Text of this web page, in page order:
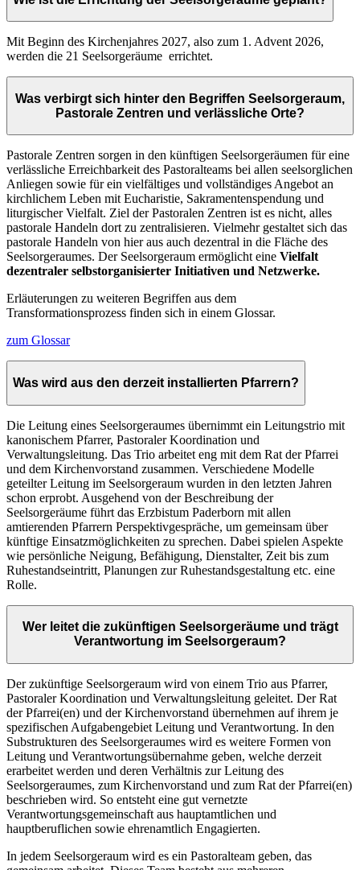
Mit Beginn des Kirchenjahres 2027, also zum 1. Advent 2026,
werden die 21 Seelsorgeräume errichtet.
Was verbirgt sich hinter den Begriffen Seelsorgeraum,
Pastorale Zentren und verlässliche Orte?
Pastorale Zentren sorgen in den künftigen Seelsorgeräumen für eine
verlässliche Erreichbarkeit des Pastoralteams bei allen seelsorglichen
Anliegen sowie für ein vielfältiges und vollständiges Angebot an
kirchlichem Leben mit Eucharistie, Sakramentenspendung und
liturgischer Vielfalt. Ziel der Pastoralen Zentren ist es nicht, alles
pastorale Handeln dort zu zentralisieren. Vielmehr gestaltet sich das
pastorale Handeln von hier aus auch dezentral in die Fläche des
Seelsorgeraumes. Der Seelsorgeraum ermöglicht eine Vielfalt
dezentraler selbstorganisierter Initiativen und Netzwerke.
Erläuterungen zu weiteren Begriffen aus dem
Transformationsprozess finden sich in einem Glossar.
zum Glossar
Was wird aus den derzeit installierten Pfarrern?
Die Leitung eines Seelsorgeraumes übernimmt ein Leitungstrio mit
kanonischem Pfarrer, Pastoraler Koordination und
Verwaltungsleitung. Das Trio arbeitet eng mit dem Rat der Pfarrei
und dem Kirchenvorstand zusammen. Verschiedene Modelle
geteilter Leitung im Seelsorgeraum wurden in den letzten Jahren
schon erprobt. Ausgehend von der Beschreibung der
Seelsorgeräume führt das Erzbistum Paderborn mit allen
amtierenden Pfarrern Perspektivgespräche, um gemeinsam über
künftige Einsatzmöglichkeiten zu sprechen. Dabei spielen Aspekte
wie persönliche Neigung, Befähigung, Dienstalter, Zeit bis zum
Ruhestandseintritt, Planungen zur Ruhestandsgestaltung etc. eine
Rolle.
Wer leitet die zukünftigen Seelsorgeräume und trägt
Verantwortung im Seelsorgeraum?
Der zukünftige Seelsorgeraum wird von einem Trio aus Pfarrer,
Pastoraler Koordination und Verwaltungsleitung geleitet. Der Rat
der Pfarrei(en) und der Kirchenvorstand übernehmen auf ihrem je
spezifischen Aufgabengebiet Leitung und Verantwortung. In den
Substrukturen des Seelsorgeraumes wird es weitere Formen von
Leitung und Verantwortungsübernahme geben, welche derzeit
erarbeitet werden und deren Verhältnis zur Leitung des
Seelsorgeraumes, zum Kirchenvorstand und zum Rat der Pfarrei(en)
beschrieben wird. So entsteht eine gut vernetzte
Verantwortungsgemeinschaft aus hauptamtlichen und
hauptberuflichen sowie ehrenamtlich Engagierten.
In jedem Seelsorgeraum wird es ein Pastoralteam geben, das